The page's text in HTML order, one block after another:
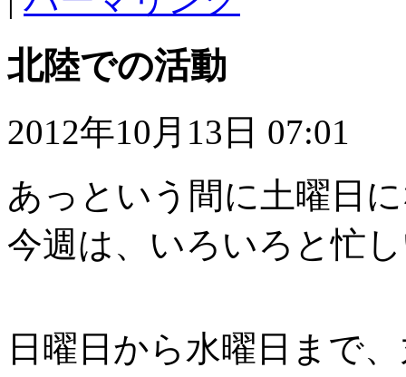
北陸での活動
2012年10月13日 07:01
あっという間に土曜日
今週は、いろいろと忙
日曜日から水曜日まで